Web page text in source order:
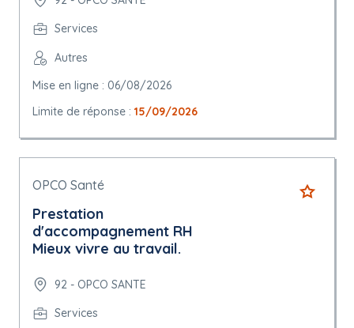
Services
Autres
Mise en ligne : 06/08/2026
Limite de réponse : 15/09/2026
OPCO Santé
Prestation
d'accompagnement RH
Mieux vivre au travail.
92 - OPCO SANTE
Services